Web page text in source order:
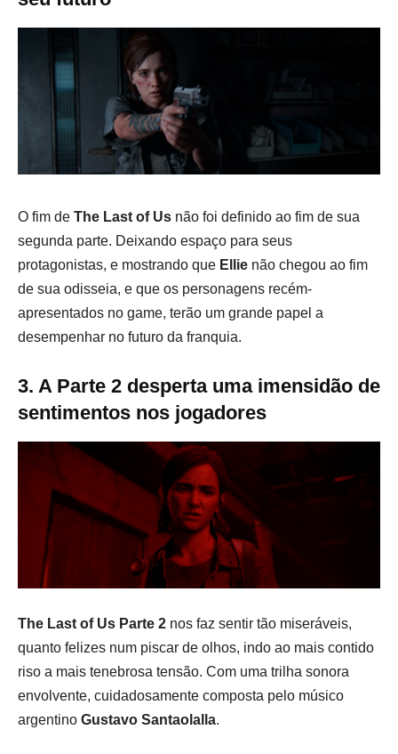
O fim de The Last of Us não foi definido ao fim de sua
segunda parte. Deixando espaço para seus
protagonistas, e mostrando que Ellie não chegou ao fim
de sua odisseia, e que os personagens recém-
apresentados no game, terão um grande papel a
desempenhar no futuro da franquia.
3. A Parte 2 desperta uma imensidão de
sentimentos nos jogadores
The Last of Us Parte 2 nos faz sentir tão miseráveis,
quanto felizes num piscar de olhos, indo ao mais contido
riso a mais tenebrosa tensão. Com uma trilha sonora
envolvente, cuidadosamente composta pelo músico
argentino Gustavo Santaolalla.